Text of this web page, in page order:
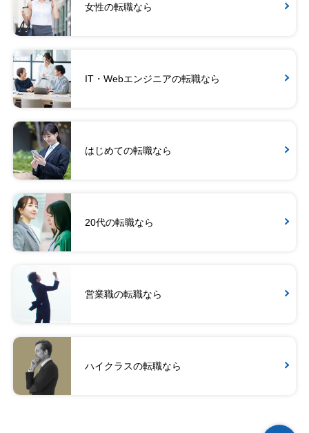
女性の転職なら
IT・Webエンジニアの転職なら
はじめての転職なら
20代の転職なら
営業職の転職なら
ハイクラスの転職なら